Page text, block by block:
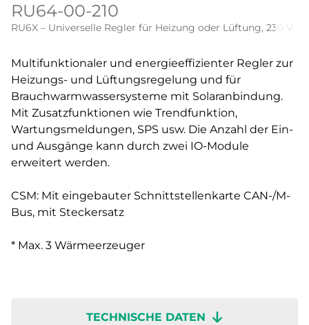
RU64-00-210
RU6X – Universelle Regler für Heizung oder Lüftung, 230 V
Multifunktionaler und energieeffizienter Regler zur
Heizungs- und Lüftungsregelung und für
Brauchwarmwassersysteme mit Solaranbindung.
Mit Zusatzfunktionen wie Trendfunktion,
Wartungsmeldungen, SPS usw. Die Anzahl der Ein-
und Ausgänge kann durch zwei IO-Module
erweitert werden.
CSM: Mit eingebauter Schnittstellenkarte CAN-/M-
Bus, mit Steckersatz
* Max. 3 Wärmeerzeuger
TECHNISCHE DATEN